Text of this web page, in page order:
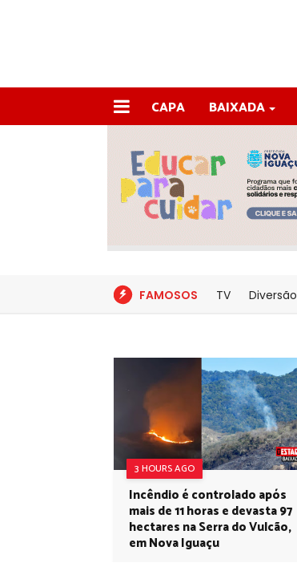
CAPA BAIXADA
FAMOSOS TV Diversão
3 HOURS AGO
Incêndio é controlado após
mais de 11 horas e devasta 97
hectares na Serra do Vulcão,
em Nova Iguaçu